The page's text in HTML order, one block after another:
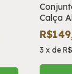
Calça
3 x de